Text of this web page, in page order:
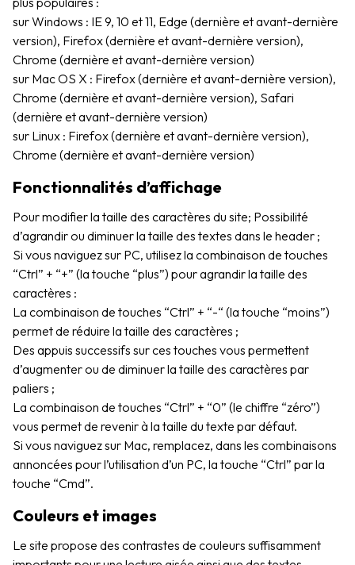
sur Windows : IE 9, 10 et 11, Edge (dernière et avant-dernière
version), Firefox (dernière et avant-dernière version),
Chrome (dernière et avant-dernière version)
sur Mac OS X : Firefox (dernière et avant-dernière version),
Chrome (dernière et avant-dernière version), Safari
(dernière et avant-dernière version)
sur Linux : Firefox (dernière et avant-dernière version),
Chrome (dernière et avant-dernière version)
Fonctionnalités d’affichage
Pour modifier la taille des caractères du site; Possibilité
d’agrandir ou diminuer la taille des textes dans le header ;
Si vous naviguez sur PC, utilisez la combinaison de touches
“Ctrl” + “+” (la touche “plus”) pour agrandir la taille des
caractères :
La combinaison de touches “Ctrl” + “-“ (la touche “moins”)
permet de réduire la taille des caractères ;
Des appuis successifs sur ces touches vous permettent
d’augmenter ou de diminuer la taille des caractères par
paliers ;
La combinaison de touches “Ctrl” + “0” (le chiffre “zéro”)
vous permet de revenir à la taille du texte par défaut.
Si vous naviguez sur Mac, remplacez, dans les combinaisons
annoncées pour l’utilisation d’un PC, la touche “Ctrl” par la
touche “Cmd”.
Couleurs et images
Le site propose des contrastes de couleurs suffisamment